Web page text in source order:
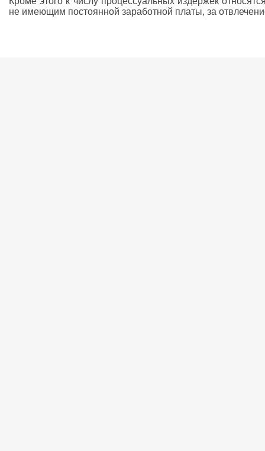
не имеющим постоянной заработной платы, за